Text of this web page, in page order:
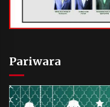
Pariwara